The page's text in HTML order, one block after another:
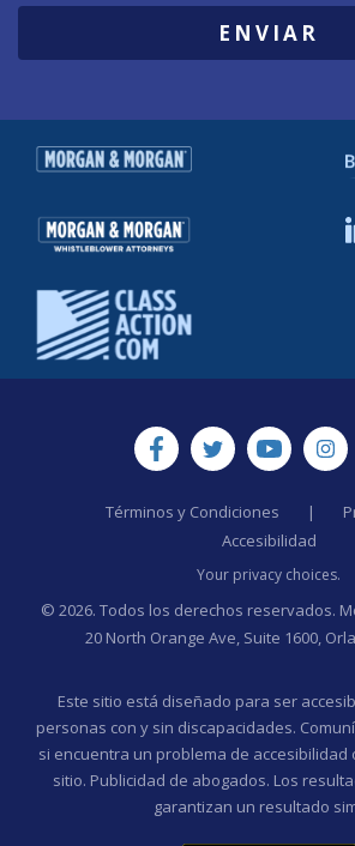
Términos y Condiciones |
Accesibilidad
Your privacy choices.
© 2026. Todos los derechos reservados.
20 North Orange Ave, Suite 1600,
Este sitio está diseñado para ser
personas con y sin discapacidades.
si encuentra un problema de accesibilidad
sitio. Publicidad de abogados. Los
garantizan un resultado